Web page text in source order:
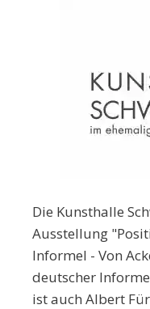
Die Kunsthalle
Ausstellung
Informel - Von
deutscher
ist auch Albert